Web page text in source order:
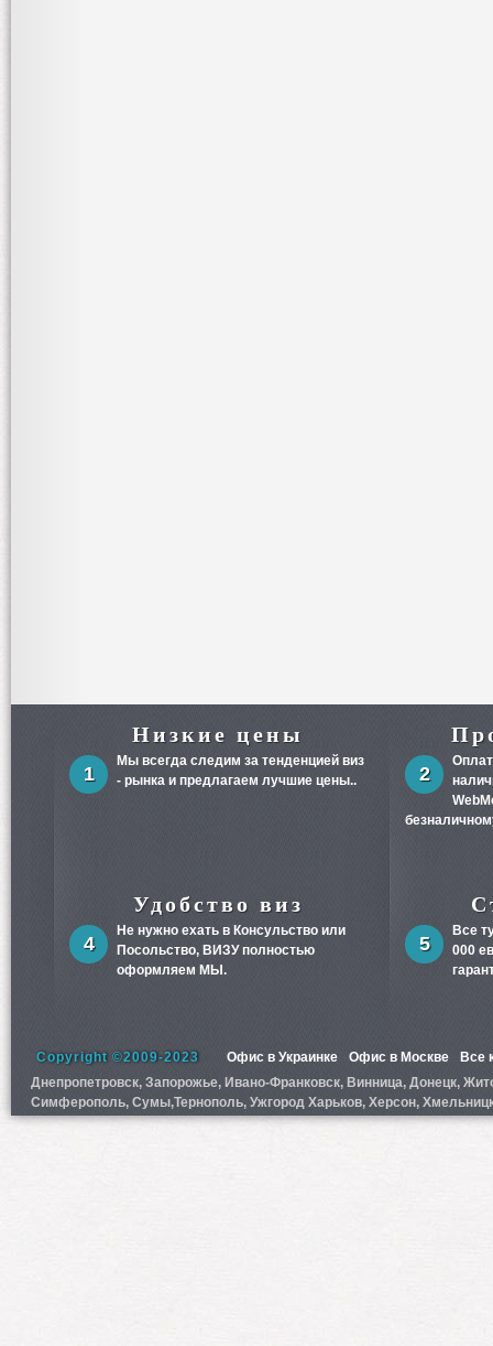
Низкие цены
1
Мы всегда следим за тенденцией виз
- рынка и предлагаем лучшие цены..
2
Удобство виз
4
Не нужно ехать в Консульство или
Посольство, ВИЗУполностью
оформляем МЫ.
5
Все
000
Copyright ©2009-2023 Офис в Украинке Офис в Москве
Все
Днепропетровск, Запорожье, Ивано-Франковск, Винница, Донецк,
Симферополь, Сумы,Тернополь, Ужгород Харьков, Херсон,